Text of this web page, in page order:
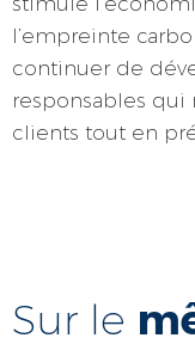
l’empreinte
continuer de
responsables
clients tout en
Sur le